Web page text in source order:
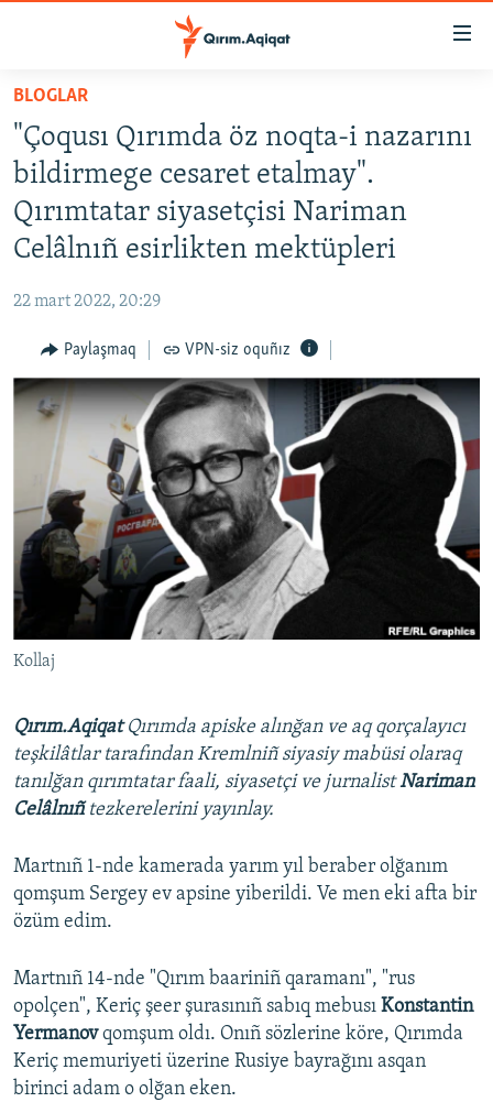
Esas
qaytmaq
Baş
navigatsiyağa
qaytmaq
Qıdıruvğa
HABERLER
SİYASET
İQTİSADİYAT
CEMİYET
İNSAN AQLARI
VİDEO
SÜRET
BLOGLAR
FİKİR
Русский
Українською
RFE/RS bütün saytları
BLOGLAR
"Çoqusı Qırımda öz noqta-i nazarını
bildirmege cesaret etalmay".
Qırımtatar siyasetçisi Nariman
Celâlnıñ esirlikten mektüpleri
22 mart 2022, 20:29
Paylaşmaq VPN-siz oquñız
Kollaj
Qırım.AqiqatQırımda apiske alınğan ve aq qorçalayıcı
teşkilâtlar tarafından Kremlniñ siyasiy mabüsi olaraq
tanılğan qırımtatar faali, siyasetçi ve jurnalistNariman
Celâlnıñ tezkerelerini yayınlay.
Martnıñ 1-nde kamerada yarım yıl beraber olğanım
qomşum Sergey ev apsine yiberildi. Ve men eki afta bir
özüm edim.
Martnıñ 14-nde "Qırım baariniñ qaramanı", "rus
opolçen", Keriç şeer şurasınıñ sabıq mebusı Konstantin
Yermanovqomşum oldı. Onıñ sözlerine köre, Qırımda
Keriç memuriyeti üzerine Rusiye bayrağını asqan
birinci adam o olğan eken.